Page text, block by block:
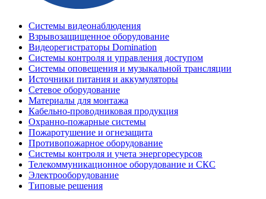
Системы видеонаблюдения
Взрывозащищенное оборудование
Видеорегистраторы Domination
Системы контроля и управления доступом
Системы оповещения и музыкальной трансляции
Источники питания и аккумуляторы
Сетевое оборудование
Материалы для монтажа
Кабельно-проводниковая продукция
Охранно-пожарные системы
Пожаротушение и огнезащита
Противопожарное оборудование
Системы контроля и учета энергоресурсов
Телекоммуникационное оборудование и СКС
Электрооборудование
Типовые решения